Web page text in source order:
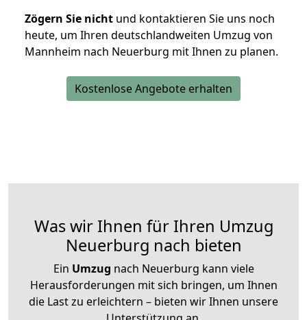
Zögern Sie nicht und kontaktieren Sie uns noch
heute, um Ihren deutschlandweiten Umzug von
Mannheim nach Neuerburg mit Ihnen zu planen.
Kostenlose Angebote erhalten
Was wir Ihnen für Ihren Umzug
Neuerburg nach bieten
Ein Umzug nach Neuerburg kann viele
Herausforderungen mit sich bringen, um Ihnen
die Last zu erleichtern – bieten wir Ihnen unsere